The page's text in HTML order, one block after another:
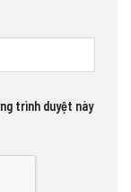
trình duyệt này